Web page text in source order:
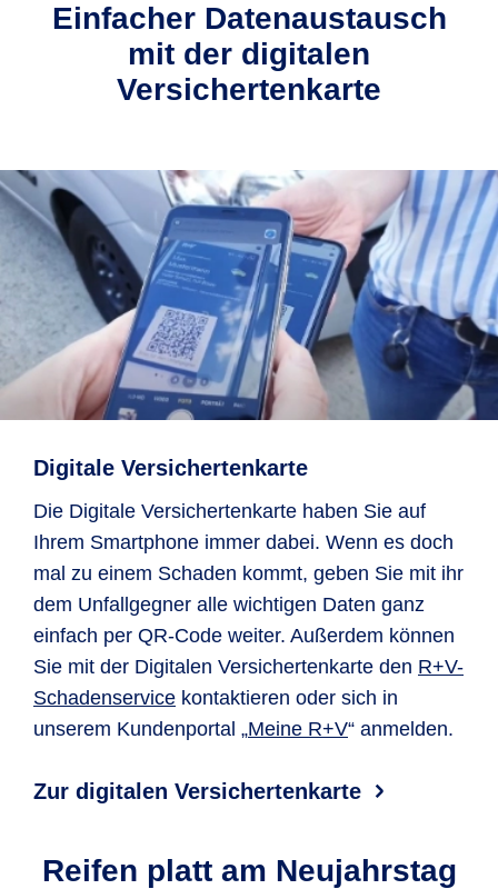
Einfacher Datenaustausch
mit der digitalen
Versichertenkarte
Digitale Versichertenkarte
Die Digitale Versichertenkarte haben Sie auf
Ihrem Smartphone immer dabei. Wenn es doch
mal zu einem Schaden kommt, geben Sie mit ihr
dem Unfallgegner alle wichtigen Daten ganz
einfach per QR-Code weiter. Außerdem können
Sie mit der Digitalen Versichertenkarte den R+V-
Schaden­service kontaktieren oder sich in
unserem Kundenportal „Meine R+V“ anmelden.
Zur digitalen Versichertenkarte
Reifen platt am Neujahrstag